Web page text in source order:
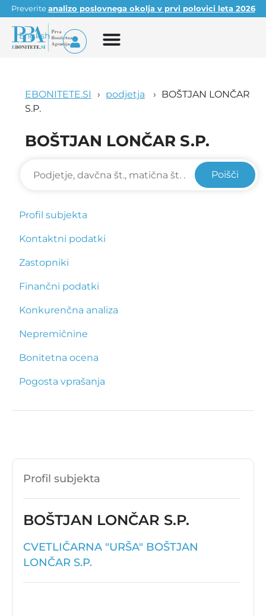
Preveriteanalizo poslovnega okolja v prvi polovici leta 2026
English
EBONITETE.SI podjetja
BOŠTJAN LONČAR
S.P.
BOŠTJAN LONČAR S.P.
Poišči
Profil subjekta
Kontaktni podatki
Zastopniki
Finančni podatki
Konkurenčna analiza
Nepremičnine
Bonitetna ocena
Pogosta vprašanja
Profil subjekta
BOŠTJAN LONČAR S.P.
CVETLIČARNA "URŠA" BOŠTJAN
LONČAR S.P.